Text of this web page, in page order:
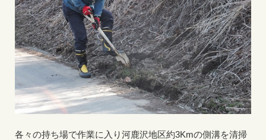
各々の持ち場で作業に入り河鹿沢地区約3Kmの側溝を清掃